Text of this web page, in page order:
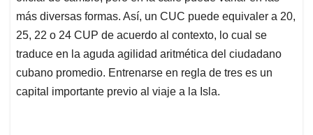
más diversas formas. Así, un CUC puede equivaler a 20,
25, 22 o 24 CUP de acuerdo al contexto, lo cual se
traduce en la aguda agilidad aritmética del ciudadano
cubano promedio. Entrenarse en regla de tres es un
capital importante previo al viaje a la Isla.